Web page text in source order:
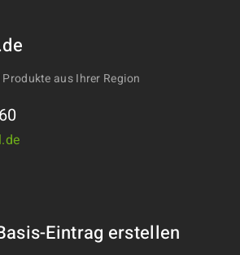
aus Ihrer Region
Eintrag erstellen